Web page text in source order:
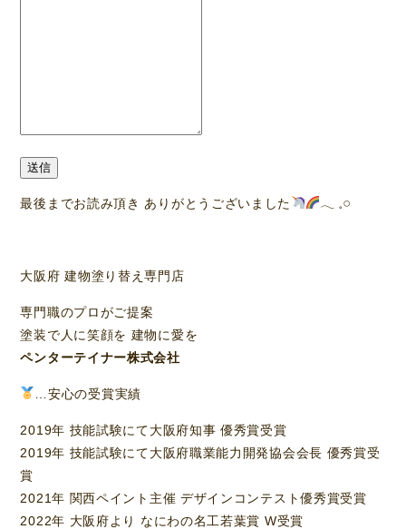
送信
最後までお読み頂き ありがとうございました ‪𓂃 𓈒𓏸
大阪府 建物塗り替え専門店
専門職のプロがご提案
塗装で人に笑顔を 建物に愛を
ペンターテイナー株式会社
…安心の受賞実績
2019年 技能試験にて大阪府知事 優秀賞受賞
2019年 技能試験にて大阪府職業能力開発協会会長 優秀賞受
賞
2021年 関西ペイント主催 デザインコンテスト優秀賞受賞
2022年 大阪府より なにわの名工若葉賞 W受賞